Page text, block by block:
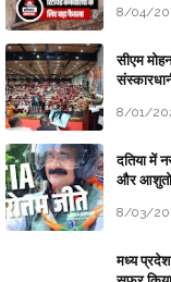
8/04/
सीएम
8/01/
दतिया में
और
8/03/
मध्य प्रदेश